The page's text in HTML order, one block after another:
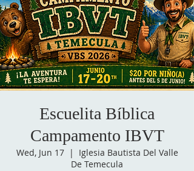
Escuelita Bíblica
Campamento IBVT
Wed, Jun 17
  |
Iglesia Bautista Del Valle
De Temecula